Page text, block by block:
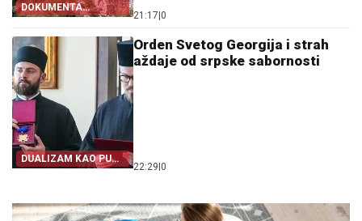
DOKUMENTA
OTKRIVAJU
21:17|0
DUALIZAM KAO PUT
IZ SRPSTVA
Orden Svetog Georgija i strah
aždaje od srpske sabornosti
22:29|0